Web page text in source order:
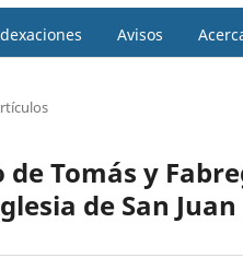
Avisos
Tomás y
de San